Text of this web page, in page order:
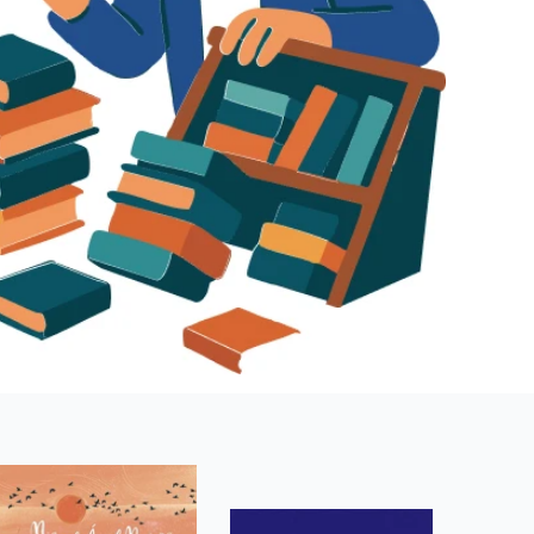
soubory cookie návštěvníků. Je nutné, aby banner cookie
k udržování proměnných relací uživatelů. Obvykle se
příkladem je udržování přihlášeného stavu uživatele
možné podávat platné zprávy o používání jejich
stránku a slouží k počítání a sledování zobrazení
sociálních médiích. Může také shromažďovat informace o
stránky.
správného vzhledu dialogových oken.
a zemí
1 rok
### Luigisbox???
1 rok